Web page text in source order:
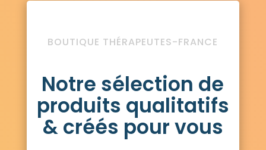
BOUTIQUE THÉRAPEUTES-FRANCE
Notre sélection de
produits qualitatifs
& créés pour vous